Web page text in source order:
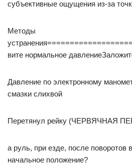
субъективные ощущения из-за
Методы
вите нормальное
Давление по электронному
смазки слихвой
Перетянул рейку (ЧЕРВЯЧНАЯ
а руль, при езде, после поворотов
начальное положение?